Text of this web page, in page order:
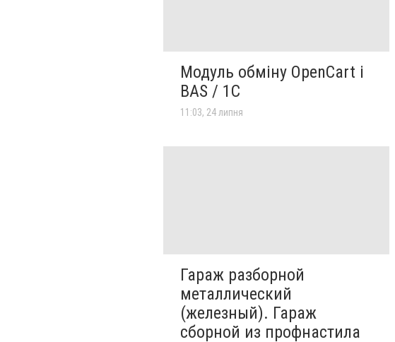
Модуль обміну OpenCart і
BAS / 1С
11:03, 24 липня
Гараж разборной
металлический
(железный). Гараж
сборной из профнастила